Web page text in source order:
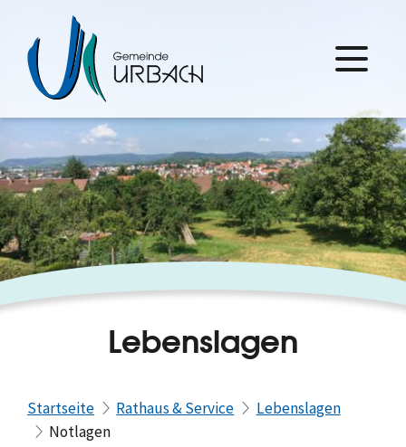
Lebenslagen
Startseite Rathaus & Service
Lebenslagen
Notlagen